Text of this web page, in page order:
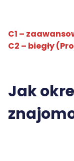
C1 –
C2 – biegły
Jak